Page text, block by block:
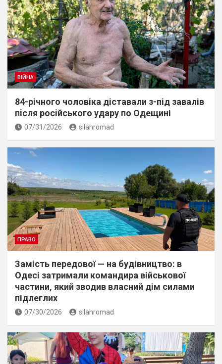
ВІЙНА
84-річного чоловіка діставали з-під завалів
пiсля росiйського удару по Одещині
07/31/2026 silahromad
ПРАВО
Замість передової — на будівництво: в
Одесі затримали командира військової
частини, який зводив власний дім силами
підлеглих
07/30/2026 silahromad